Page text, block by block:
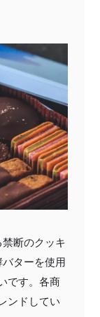
断のクッキ
ターを使用
です。各商
ンドしてい